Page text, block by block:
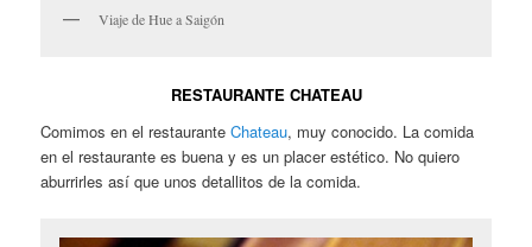
Viaje de Hue a Saigón
RESTAURANTE CHATEAU
Comimos en el restauranteChateau, muy conocido. La comida
en el restaurante es buena y es un placer estético. No quiero
aburrirles así que unos detallitos de la comida.